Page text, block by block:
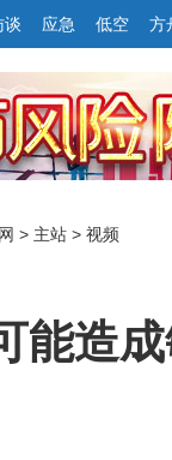
谈 应急 低空 方
> 主站 > 视频
能造